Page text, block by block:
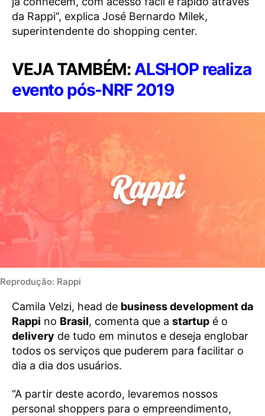
da Rappi”, explica José Bernardo Milek,
superintendente do shopping center.
VEJA TAMBÉM:ALSHOP realiza
evento pós-NRF 2019
Reprodução: Rappi
Camila Velzi, head de business development da
Rappi no Brasil, comenta que a startup é o
delivery de tudo em minutos e deseja englobar
todos os serviços que puderem para facilitar o
dia a dia dos usuários.
“A partir deste acordo, levaremos nossos
personal shoppers para o empreendimento,